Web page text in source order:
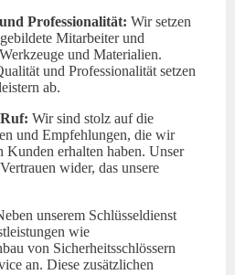
Professionalität: Wir setzen
Mitarbeiter und
und Materialien.
und Professionalität setzen
ab.
Wir sind stolz auf die
und Empfehlungen, die wir
Kunden erhalten haben. Unser
wider, das unsere
unserem Schlüsseldienst
wie
von Sicherheitsschlössern
an. Diese zusätzlichen